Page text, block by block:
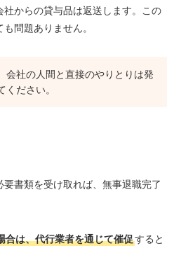
からの貸与品は返送します。この
問題ありません。
会社の人間と直接のやりとりは発
ください。
書類を受け取れば、無事退職完了
合は、代行業者を通じて催促すると